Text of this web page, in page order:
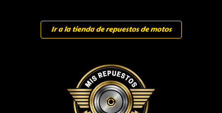
Ir a la tienda de repuestos de motos